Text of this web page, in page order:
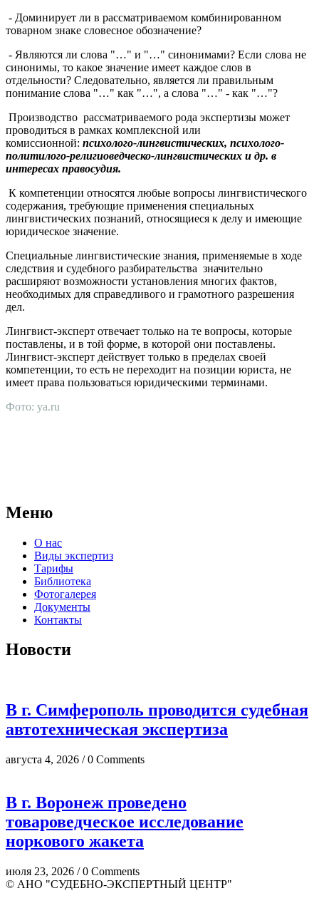
- Доминирует ли в рассматриваемом комбинированном
товарном знаке словесное обозначение?
- Являются ли слова "…" и "…" синонимами? Если слова не
синонимы, то какое значение имеет каждое слов в
отдельности? Следовательно, является ли правильным
понимание слова "…" как "…", а слова "…" - как "…"?
Производство рассматриваемого рода экспертизы может
проводиться в рамках комплексной или
комиссионной: психолого-лингвистических, психолого-
политилого-религиоведческо-лингвистических и др. в
интересах правосудия.
К компетенции относятся любые вопросы лингвистического
содержания, требующие применения специальных
лингвистических познаний, относящиеся к делу и имеющие
юридическое значение.
Специальные лингвистические знания, применяемые в ходе
следствия и судебного разбирательства значительно
расширяют возможности установления многих фактов,
необходимых для справедливого и грамотного разрешения
дел.
Лингвист-эксперт отвечает только на те вопросы, которые
поставлены, и в той форме, в которой они поставлены.
Лингвист-эксперт действует только в пределах своей
компетенции, то есть не переходит на позиции юриста, не
имеет права пользоваться юридическими терминами.
Фото: ya.ru
Меню
О нас
Виды экспертиз
Тарифы
Библиотека
Фотогалерея
Документы
Контакты
Новости
В г. Симферополь проводится судебная
автотехническая экспертиза
августа 4, 2026 / 0 Comments
В г. Воронеж проведено
товароведческое исследование
норкового жакета
июля 23, 2026 / 0 Comments
© АНО "СУДЕБНО-ЭКСПЕРТНЫЙ ЦЕНТР"